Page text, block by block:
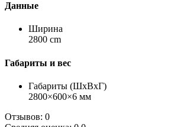
Данные
Ширина
2800 cm
Габариты и вес
Габариты (ШхВхГ)
2800×600×6 мм
Отзывов: 0